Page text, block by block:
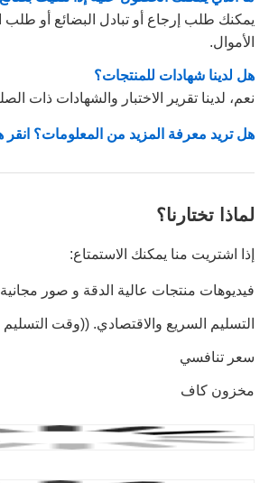
يمكنك طلب إرجاع أو تبادل البضائع أو طلب
الأموال.
هل لدينا شهادات للمنتجات؟
نعم، لدينا تقرير الاختبار والشهادات ذات
هل تريد معرفة المزيد من المعلومات؟ انقر
لماذا تختارنا؟
إذا اشتريت منا يمكنك الاستمتاع:
فيديوهات منتجات عالية الدقة و صور مجانية
التسليم السريع والاقتصادي. ((وقت التسليم 72 ساعة)
سعر تنافسي
مخزون كاف